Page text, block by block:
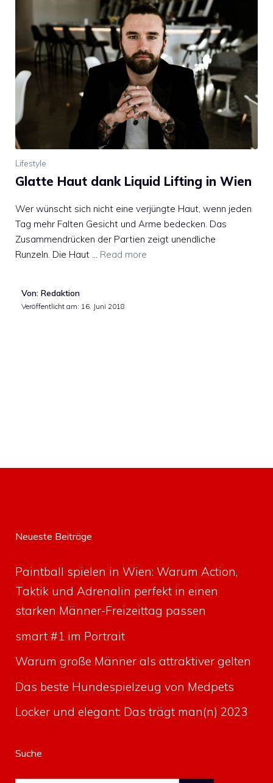
Lifestyle
Glatte Haut dank Liquid Lifting in Wien
Wer wünscht sich nicht eine verjüngte Haut, wenn jeden
Tag mehr Falten Gesicht und Arme bedecken. Das
Zusammendrücken der Partien zeigt unendliche
Runzeln. Die Haut … Read more
Von: Redaktion
Veröffentlicht am: 16. Juni 2018
Neueste Beiträge
Paintball spielen in Wien: Warum Action,
Taktik und Adrenalin perfekt in einen
starken Männer-Freizeittag passen
smart #1 im Portrait
Warum große Männer als attraktiver gelten
Das beste Hundespielzeug von Medpets
Locker und elegant: Das trägt man(n) 2023
Suche